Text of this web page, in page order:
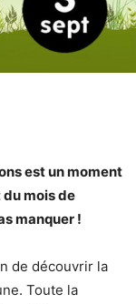
est un moment
mois de
manquer !
de découvrir la
Toute la